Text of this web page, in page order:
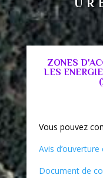
ZONES
LES
Vous pouvez
Avis
Document de